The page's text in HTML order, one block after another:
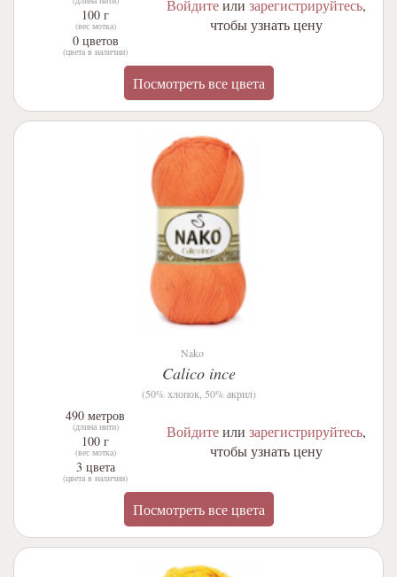
100 г
(вес мотка)
0 цветов
(цвета в наличии)
Войдитеили зарегистрируйтесь,
чтобы узнать цену
Посмотреть все цвета
Nako
Calico ince
(50% хлопок, 50% акрил)
490 метров
(длина нити)
100 г
(вес мотка)
3 цвета
(цвета в наличии)
Войдитеили зарегистрируйтесь,
чтобы узнать цену
Посмотреть все цвета